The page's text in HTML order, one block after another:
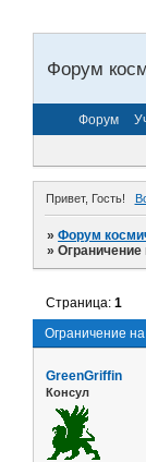
Форум
Форум
Привет, Гость!
»Форум
»
Ограничение
Страница:1
GreenGriffin
Консул